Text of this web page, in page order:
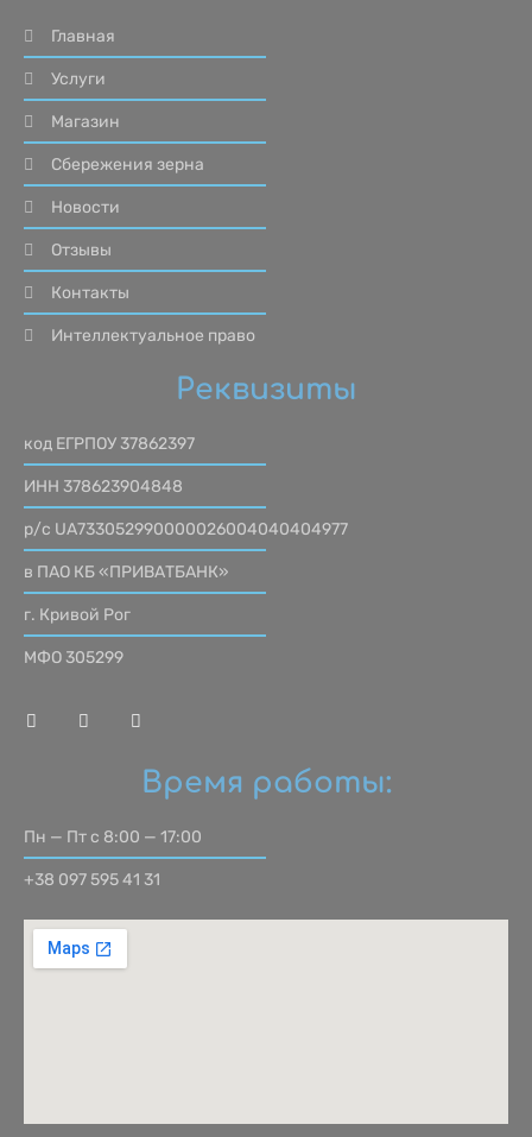
Главная
Услуги
Магазин
Сбережения зерна
Новости
Отзывы
Контакты
Интеллектуальное право
Реквизиты
код ЕГРПОУ 37862397
ИНН 378623904848
р/с UA733052990000026004040404977
в ПАО КБ «ПРИВАТБАНК»
г. Кривой Рог
МФО 305299
Время работы:
Пн — Пт с 8:00 — 17:00
+38 097 595 41 31